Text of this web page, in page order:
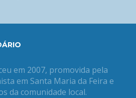
em 2007, promovida pela
em Santa Maria da Feira e
da comunidade local.